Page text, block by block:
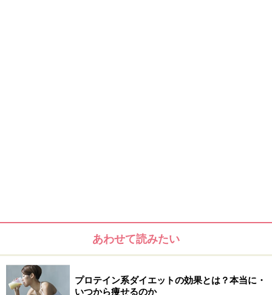
あわせて読みたい
プロテイン系ダイエットの効果とは？本当に・
いつから痩せるのか